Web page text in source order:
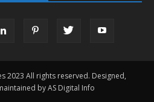
2023 All rights reserved. Designed,
by AS Digital Info